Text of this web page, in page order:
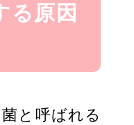
る原因
と呼ばれる